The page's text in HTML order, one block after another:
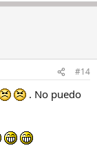
#14
. No puedo